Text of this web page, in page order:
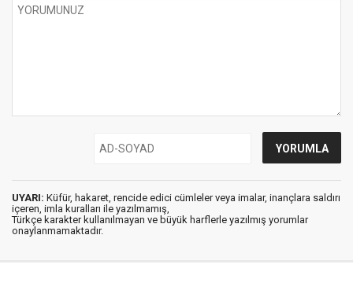
UYARI: Küfür, hakaret, rencide edici cümleler veya imalar, inançlara saldırı
içeren, imla kuralları ile yazılmamış,
Türkçe karakter kullanılmayan ve büyük harflerle yazılmış yorumlar
onaylanmamaktadır.